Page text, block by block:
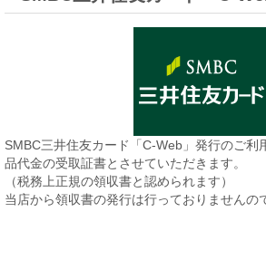
SMBC三井住友カード「C-Web」発行のご利
品代金の受取証書とさせていただきます。
（税務上正規の領収書と認められます）
当店から領収書の発行は行っておりませんの